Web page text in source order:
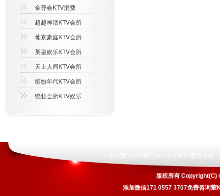
金尊会KTV消费
超越神话KTV会所
葡京豪庭KTV会所
英皇娱乐KTV会所
天上人间KTV会所
缤纷年代KTV会所
统领会所KTV娱乐
版权所有 Copyright(C)
添加微信171 0557 3707免费咨询荤